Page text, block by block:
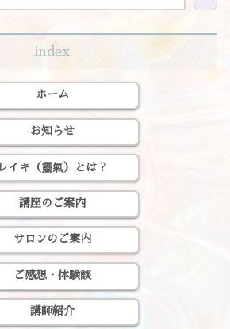
index
ホーム
お知らせ
レイキ（靈氣）とは？
講座のご案内
サロンのご案内
ご感想・体験談
講師紹介